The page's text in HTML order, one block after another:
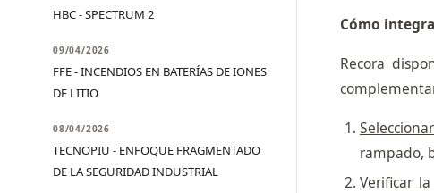
HBC - SPECTRUM 2
09/04/2026
FFE - INCENDIOS EN BATERÍAS DE IONES
DE LITIO
08/04/2026
TECNOPIU - ENFOQUE FRAGMENTADO
DE LA SEGURIDAD INDUSTRIAL
Cómo
Recora
rampado,
Verificar